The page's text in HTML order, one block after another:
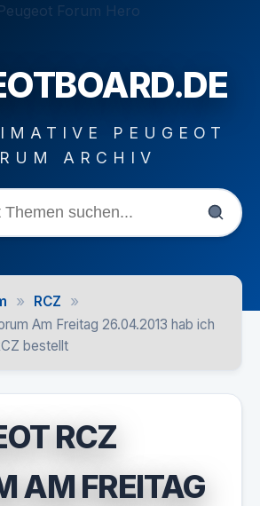
PEUGEOT
ARCHIV
» RCZ »
Am Freitag 26.04.2013 hab ich
bestellt
RCZ
AM FREITAG